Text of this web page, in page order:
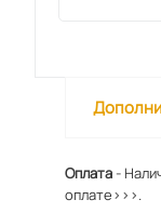
Оплата-
оплате>>>.